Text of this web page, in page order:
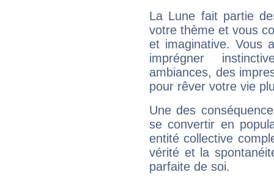
La Lune fait partie
votre thème et vous
et imaginative. Vous
imprégner
ambiances, des
pour rêver votre vie
Une des
se convertir en
entité collective
vérité et la
parfaite de soi.